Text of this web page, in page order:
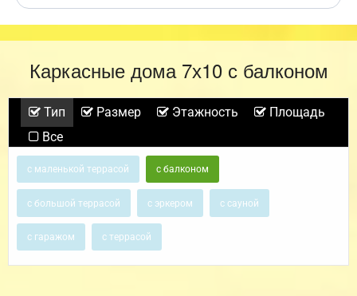
Каркасные дома 7х10 с балконом
Тип Размер Этажность
Площадь
Все
с маленькой террасой с балконом
с большой террасой с эркером с сауной
с гаражом с террасой